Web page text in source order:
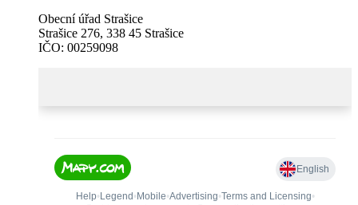
Obecní úřad Strašice
Strašice 276, 338 45 Strašice
IČO: 00259098